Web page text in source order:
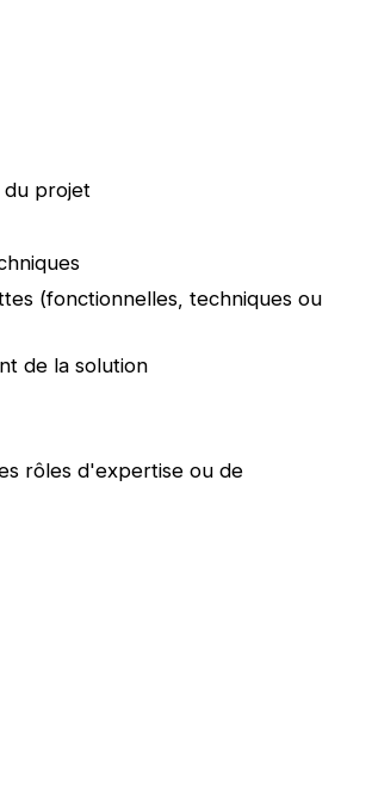
du projet
(fonctionnelles, techniques ou
de la solution
rôles d'expertise ou de